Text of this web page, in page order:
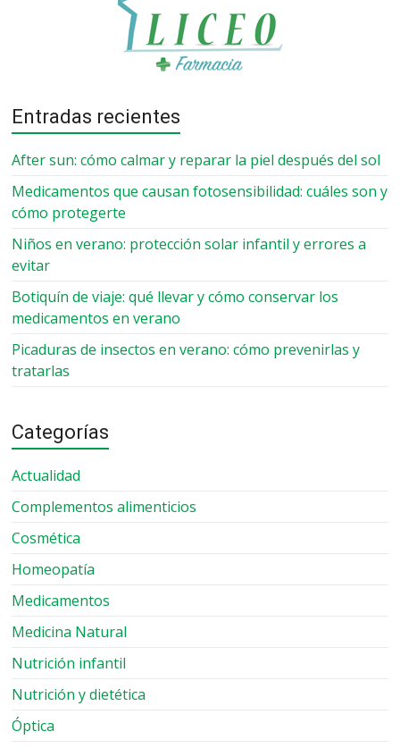
Entradas recientes
After sun: cómo calmar y reparar la piel después del sol
Medicamentos que causan fotosensibilidad: cuáles son y
cómo protegerte
Niños en verano: protección solar infantil y errores a
evitar
Botiquín de viaje: qué llevar y cómo conservar los
medicamentos en verano
Picaduras de insectos en verano: cómo prevenirlas y
tratarlas
Categorías
Actualidad
Complementos alimenticios
Cosmética
Homeopatía
Medicamentos
Medicina Natural
Nutrición infantil
Nutrición y dietética
Óptica